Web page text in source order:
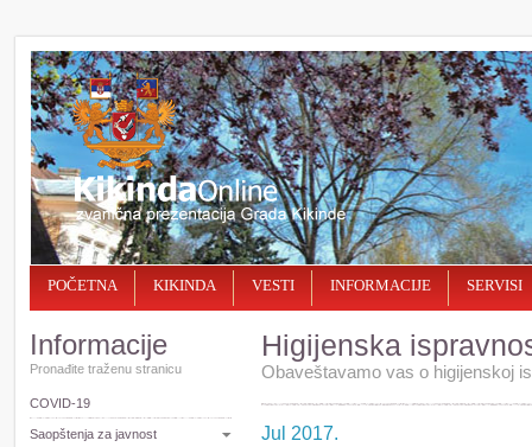
POČETNA KIKINDA VESTI INFORMACIJE SERVISI
Informacije
Pronađite traženu stranicu
COVID-19
Saopštenja za javnost
Higijenska
Obaveštavamo vas o higijenskoj
Jul 2017.